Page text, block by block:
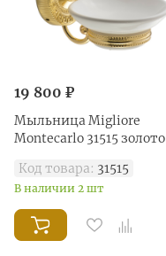
19 800 ₽
Мыльница Migliore
Montecarlo 31515 золото
Код товара: 31515
В наличии 2 шт